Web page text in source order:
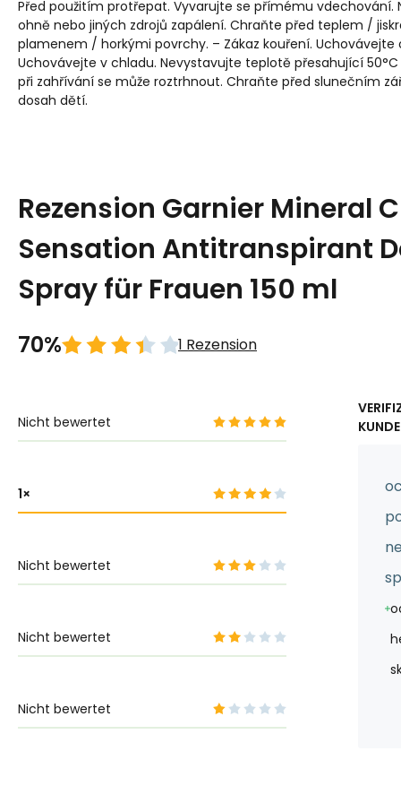
Před použitím protřepat. Vyvarujte se přímému vdechování.
ohně nebo jiných zdrojů zapálení. Chraňte před teplem /
plamenem / horkými povrchy. – Zákaz kouření. Uchovávejte
Uchovávejte v chladu. Nevystavujte teplotě přesahující
při zahřívání se může roztrhnout. Chraňte před slunečním
dosah dětí.
Rezension Garnier Mineral
Sensation Antitranspirant
Spray für Frauen 150 ml
70% 1 Rezension
Nicht bewertet
1
Nicht bewertet
Nicht bewertet
Nicht bewertet
KUNDE